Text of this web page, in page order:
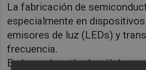
La fabricación de
especialmente en
emisores de luz (LEDs) y
frecuencia.
En la producción de células